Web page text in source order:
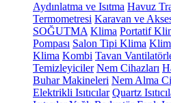
Aydınlatma ve Isıtma Havuz
Termometresi Karavan ve
SOĞUTMA Klima Portatif
Pompası Salon Tipi Klima
Klima Kombi Tavan
Temizleyiciler Nem Cihazları
Buhar Makineleri Nem Alma
Elektrikli Isıtıcılar Quartz